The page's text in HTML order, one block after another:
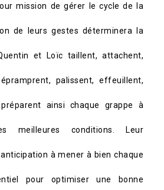
mission de gérer le cycle de la
de leurs gestes déterminera la
et Loïc taillent, attachent,
palissent, effeuillent,
ainsi chaque grappe à
meilleures conditions. Leur
à mener à bien chaque
pour optimiser une bonne